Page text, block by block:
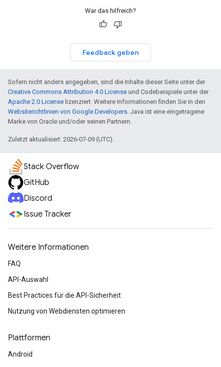
War das hilfreich?
Feedback geben
Sofern nicht anders angegeben, sind die Inhalte dieser Seite unter der
Creative Commons Attribution 4.0 License und Codebeispiele unter der
Apache 2.0 License lizenziert. Weitere Informationen finden Sie in den
Websiterichtlinien von Google Developers . Java ist eine eingetragene
Marke von Oracle und/oder seinen Partnern.
Zuletzt aktualisiert: 2026-07-09 (UTC).
Stack Overflow
GitHub
Discord
Issue Tracker
Weitere Informationen
FAQ
API-Auswahl
Best Practices für die API-Sicherheit
Nutzung von Webdiensten optimieren
Plattformen
Android